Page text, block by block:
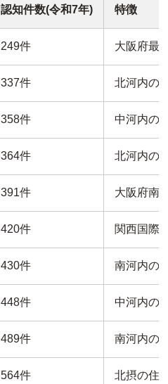
認知件数(令和7年) 特徴
249件 大阪府最
337件 北河内の
358件 中河内の
364件 北河内の
391件 大阪府南
420件 関西国際
430件 南河内の
448件 中河内の
489件 南河内の
564件 北摂の住